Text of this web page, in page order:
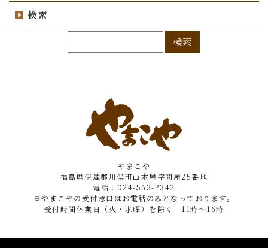
検索
やまこや
福島県伊達郡川俣町山木屋字問屋25番地
電話：024-563-2342
※やまこやの受付窓口はお電話のみとなっております。
受付時間休業日（火・水曜）を除く 11時～16時